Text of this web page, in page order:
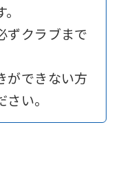
ずクラブまで
ができない方
い。